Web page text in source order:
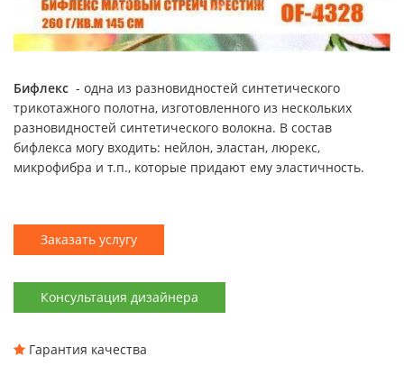
Бифлекс - одна из разновидностей синтетического
трикотажного полотна, изготовленного из нескольких
разновидностей синтетического волокна. В состав
бифлекса могу входить: нейлон, эластан, люрекс,
микрофибра и т.п., которые придают ему эластичность.
Заказать услугу
Консультация дизайнера
Гарантия качества